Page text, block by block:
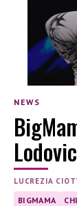
NEWS
LUCREZIA
BIGMAMA